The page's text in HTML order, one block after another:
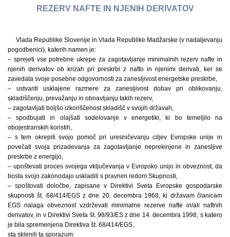
REZERV NAFTE IN NJENIH DERIVATOV
Vlada Republike Slovenije in Vlada Republike Madžarske (v nadaljevanju
pogodbenici), katerih namen je:
– sprejeti vse potrebne ukrepe za zagotavljanje minimalnih rezerv nafte in
njenih derivatov ob krizah pri preskrbi z nafto in njenimi derivati, ker se
zavedata svoje posebne odgovornosti za zanesljivost energetske preskrbe,
– ustvariti usklajene razmere za zanesljivost dobav pri oblikovanju,
skladiščenju, prevažanju in obnavljanju takih rezerv,
– zagotavljati boljšo izkoriščenost skladišč v svojih državah,
– spodbujati in olajšati sodelovanje v energetiki, ki bo temeljilo na
obojestranskih koristih,
– s tem okrepiti svojo pomoč pri uresničevanju ciljev Evropske unije in
povečati svoja prizadevanja za zagotavljanje neprekinjene in zanesljive
preskrbe z energijo,
– upoštevati proces svojega vključevanja v Evropsko unijo in obveznost, da
bosta svojo zakonodajo uskladili s pravnim redom Skupnosti,
– spoštovati določbe, zapisane v Direktivi Sveta Evropske gospodarske
skupnosti št. 68/414/EGS z dne 20. decembra 1968, ki državam članicam
EGS nalaga obveznost vzdrževati minimalne rezerve nafte in/ali naftnih
derivatov, in v Direktivi Sveta št. 98/93/ES z dne 14. decembra 1998, s katero
je bila spremenjena Direktiva št. 68/414/EGS,
sta sklenili ta sporazum: